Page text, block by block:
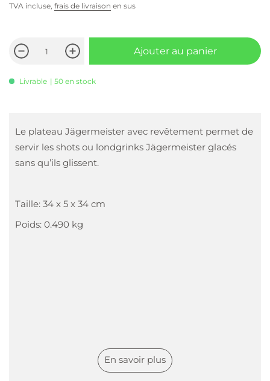
TVA incluse, frais de livraison en sus
Ajouter au panier
Livrable | 50 en stock
Le plateau Jägermeister avec revêtement permet de
servir les shots ou londgrinks Jägermeister glacés
sans qu’ils glissent.
Taille: 34 x 5 x 34 cm
Poids: 0.490 kg
En savoir plus